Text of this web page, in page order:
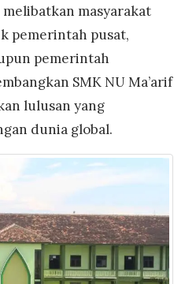
masyarakat
pemerintah pusat,
pemerintah
SMK NU Ma’arif
lulusan yang
dunia global.